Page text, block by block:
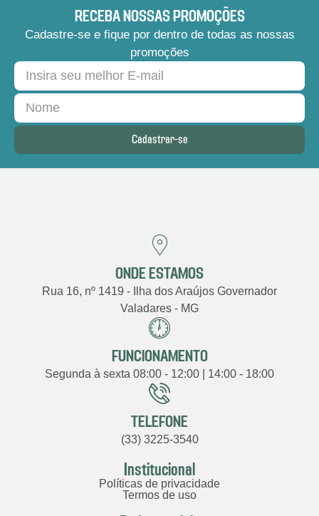
RECEBA NOSSAS PROMOÇÕES
Cadastre-se e fique por dentro de todas as nossas
promoções
Cadastrar-se
ONDE ESTAMOS
Rua 16, nº 1419 - Ilha dos Araújos Governador
Valadares - MG
FUNCIONAMENTO
Segunda à sexta 08:00 - 12:00 | 14:00 - 18:00
TELEFONE
(33) 3225-3540
Institucional
Políticas de privacidade
Termos de uso